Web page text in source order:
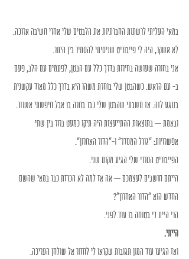
במאי העליתי לרשתות החברתיות את הלבטים שלי אחרי חשיבה ארוכה.
לא אשקר, היה לי פייבוריט שניסיתי להסתיר בין היתר.
אני בחורה שעושה בחירות בדרך כלל עם הבטן, לפעמים עם הלב, פעם
ב- עם הראש. כשהבטן שלי בוחרת משהו היא בדרך כלל מאוד עקשנית
בנוגע לזה. אז חשבתי שהבטן שלי כבר בחרה בו אבל חיפשתי אשרור.
ובאמת – בתוצאות ההתייעצות היה תיקו כמעט ברור בין שתי
אפשרויות: "גורל המסדר" ו-"הדור האחרון".
הפייבוריט הסודי שלי הגיע מקום שני.
הייתם חושבים לעצמכם – אה אז למה לא הכרזת כבר במאי שהשם
החדש הוא "הדור האחרון"?
הרי היית די בטוחה בו עוד לפני.
הייתי.
ואז הגיעו עוד המון תגובות שקראו לי לחזור אל שולחן העריכה.